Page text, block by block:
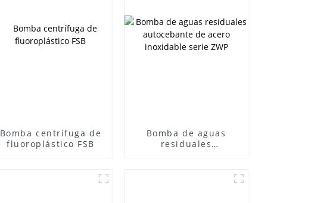
Bomba centrífuga de
fluoroplástico FSB
Bomba de aguas
residuales